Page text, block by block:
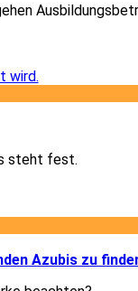
steht fest.
Azubis zu